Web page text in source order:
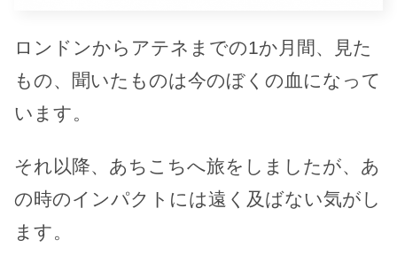
ロンドンからアテネまでの1か月間、見た
もの、聞いたものは今のぼくの血になって
います。
それ以降、あちこちへ旅をしましたが、あ
の時のインパクトには遠く及ばない気がし
ます。